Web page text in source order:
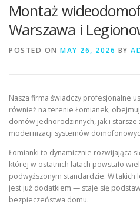
MONTAŻ WIDEDOMOFONÓW
KONTAKT
EN
Montaż
Warszawa i
POSTED ON MAY 26, 2026 BY
Nasza firma świadczy profesjonalne
również na terenie Łomianek,
domów jednorodzinnych, jak i
modernizacji systemów
Łomianki to dynamicznie rozwijająca
której w ostatnich latach powstało
podwyższonym standardzie. W
jest już dodatkiem — staje się
bezpieczeństwa domu.